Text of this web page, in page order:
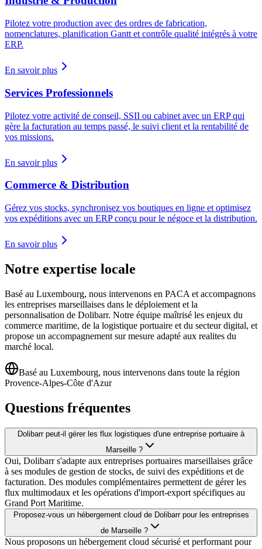
Pilotez votre production avec des ordres de fabrication,
nomenclatures, planification Gantt et contrôle qualité intégrés à votre
ERP.
En savoir plus
Services Professionnels
Pilotez votre activité de conseil, SSII ou cabinet avec un ERP qui
gère la facturation au temps passé, le suivi client et la rentabilité de
vos missions.
En savoir plus
Commerce & Distribution
Gérez vos stocks, synchronisez vos boutiques en ligne et optimisez
vos expéditions avec un ERP conçu pour le négoce et la distribution.
En savoir plus
Notre expertise locale
Basé au Luxembourg, nous intervenons en PACA et accompagnons
les entreprises marseillaises dans le déploiement et la
personnalisation de Dolibarr. Notre équipe maîtrisé les enjeux du
commerce maritime, de la logistique portuaire et du secteur digital, et
propose un accompagnement sur mesure adapté aux realites du
marché local.
Basé au Luxembourg, nous intervenons dans toute la région
Provence-Alpes-Côte d'Azur
Questions fréquentes
Dolibarr peut-il gérer les flux logistiques d'une entreprise portuaire à
Marseille ?
Oui, Dolibarr s'adapte aux entreprises portuaires marseillaises grâce
à ses modules de gestion de stocks, de suivi des expéditions et de
facturation. Des modules complémentaires permettent de gérer les
flux multimodaux et les opérations d'import-export spécifiques au
Grand Port Maritime.
Proposez-vous un hébergement cloud de Dolibarr pour les entreprises
de Marseille ?
Nous proposons un hébergement cloud sécurisé et performant pour